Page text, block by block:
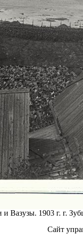
Вазузы. 1903 г. г.
Сайт